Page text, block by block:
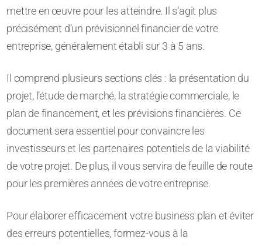
mettre en œuvre pour les atteindre. Il s’agit plus
précisément d’un prévisionnel financier de votre
entreprise, généralement établi sur 3 à 5 ans.
Il comprend plusieurs sections clés : la présentation du
projet, l’étude de marché, la stratégie commerciale, le
plan de financement, et les prévisions financières. Ce
document sera essentiel pour convaincre les
investisseurs et les partenaires potentiels de la viabilité
de votre projet. De plus, il vous servira de feuille de route
pour les premières années de votre entreprise.
Pour élaborer efficacement votre business plan et éviter
des erreurs potentielles, formez-vous à la